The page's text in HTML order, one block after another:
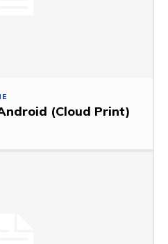
(Cloud Print)